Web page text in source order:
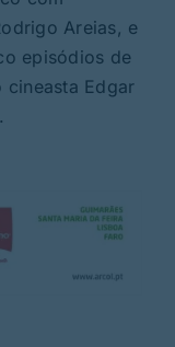
Areias, e
episódios de
Edgar